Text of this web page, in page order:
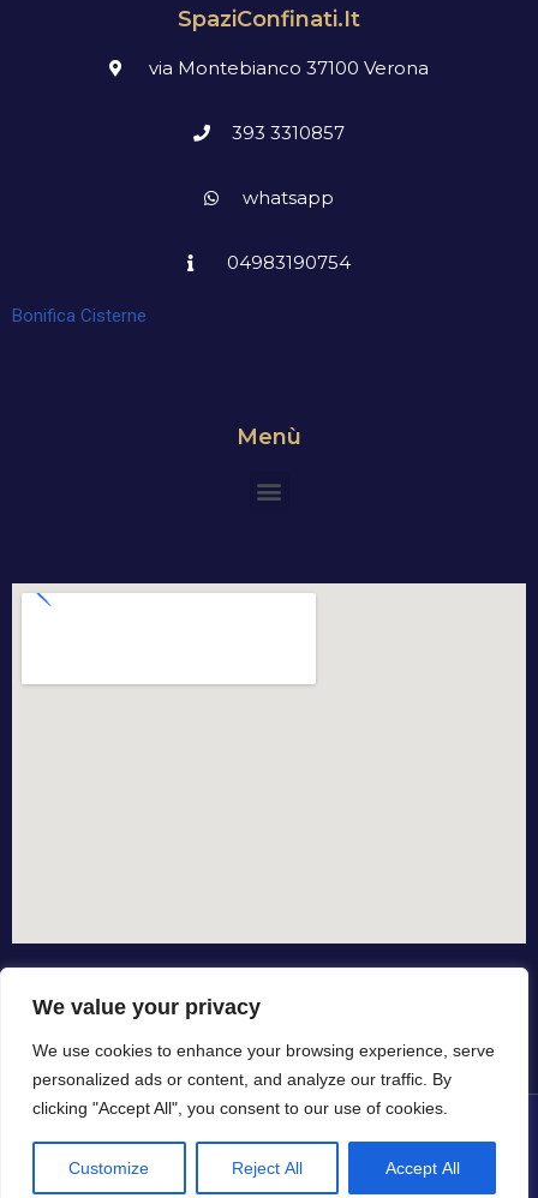
We value your privacy
We use cookies to enhance your browsing experience, serve
personalized ads or content, and analyze our traffic. By
clicking "Accept All", you consent to our use of cookies.
Customize Reject All Accept All
SpaziConfinati.it
via Montebianco 37100 Verona
393 3310857
whatsapp
04983190754
Bonifica Cisterne
Menù
© All rights reserved dal 2015
in collaborazione con by io-spurgo.it